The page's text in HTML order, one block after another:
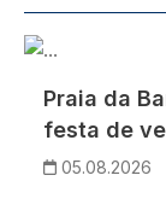
Imagem
Praia da
festa de
05.08.2026